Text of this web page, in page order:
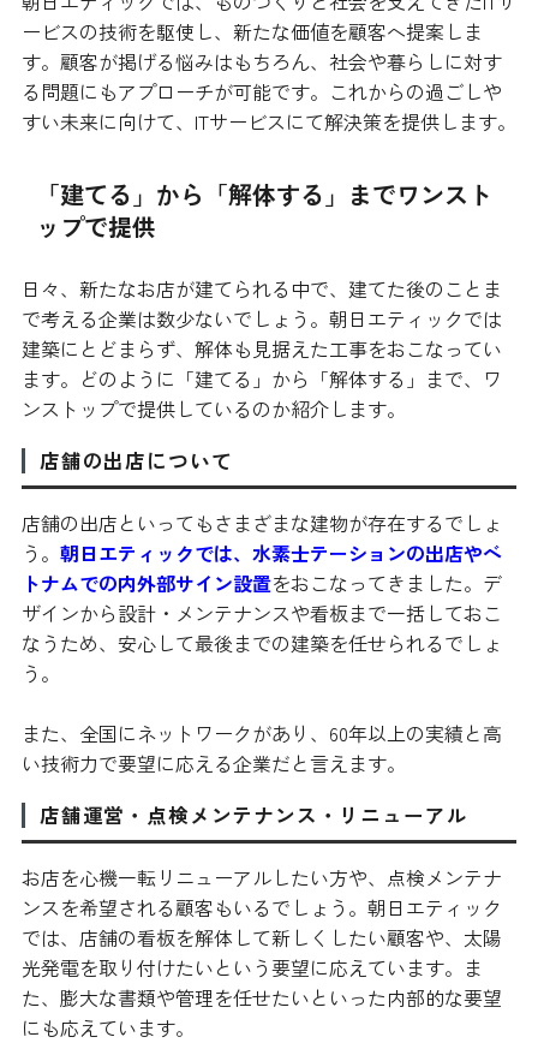
ービスの技術を駆使し、新たな価値を顧客へ提案しま
す。顧客が掲げる悩みはもちろん、社会や暮らしに対す
る問題にもアプローチが可能です。これからの過ごしや
すい未来に向けて、ITサービスにて解決策を提供します。
「建てる」から「解体する」までワンスト
ップで提供
日々、新たなお店が建てられる中で、建てた後のことま
で考える企業は数少ないでしょう。朝日エティックでは
建築にとどまらず、解体も見据えた工事をおこなってい
ます。どのように「建てる」から「解体する」まで、ワ
ンストップで提供しているのか紹介します。
店舗の出店について
店舗の出店といってもさまざまな建物が存在するでしょ
う。 朝日エティックでは、水素士テーションの出店やベ
トナムでの内外部サイン設置をおこなってきました。デ
ザインから設計・メンテナンスや看板まで一括しておこ
なうため、安心して最後までの建築を任せられるでしょ
う。
また、全国にネットワークがあり、60年以上の実績と高
い技術力で要望に応える企業だと言えます。
店舗運営・点検メンテナンス・リニューアル
お店を心機一転リニューアルしたい方や、点検メンテナ
ンスを希望される顧客もいるでしょう。朝日エティック
では、店舗の看板を解体して新しくしたい顧客や、太陽
光発電を取り付けたいという要望に応えています。ま
た、膨大な書類や管理を任せたいといった内部的な要望
にも応えています。